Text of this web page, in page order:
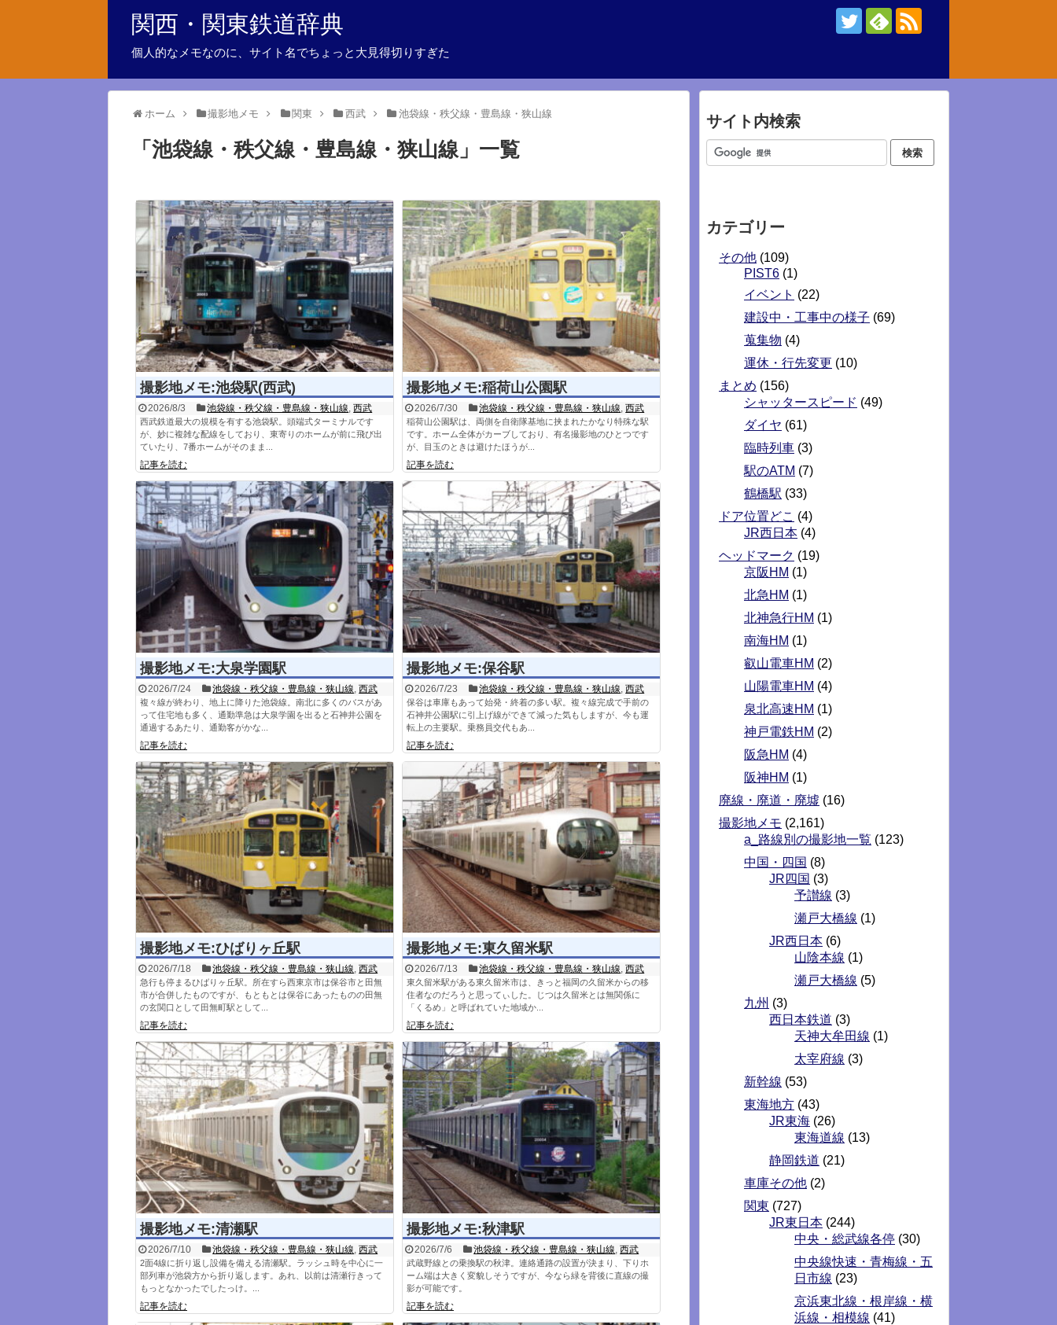
関西・関東鉄道辞典
個人的なメモなのに、サイト名でちょっと大見得切りすぎた
ホーム 撮影地メモ 関東 西武 池袋線・秩父線・豊島線・狭山線
「 池袋線・秩父線・豊島線・狭山線」 一覧
撮影地メモ:池袋駅(西武)
2026/8/3 池袋線・秩父線・豊島線・狭山線,西武
西武鉄道最大の規模を有する池袋駅。頭端式ターミナルです
が、妙に複雑な配線をしており、東寄りのホームが前に飛び出
ていたり、7番ホームがそのまま...
記事を読む
撮影地メモ:稲荷山公園駅
2026/7/30 池袋線・秩父線・豊島線・狭山線,西武
稲荷山公園駅は、両側を自衛隊基地に挟まれたかなり特殊な駅
です。ホーム全体がカーブしており、有名撮影地のひとつです
が、目玉のときは避けたほうが...
記事を読む
撮影地メモ:大泉学園駅
2026/7/24 池袋線・秩父線・豊島線・狭山線 ,西武
複々線が終わり、地上に降りた池袋線。南北に多くのバスがあ
って住宅地も多く、通勤準急は大泉学園を出ると石神井公園を
通過するあたり、通勤客がかな...
記事を読む
撮影地メモ:保谷駅
2026/7/23 池袋線・秩父線・豊島線・狭山線 ,西武
保谷は車庫もあって始発・終着の多い駅。複々線完成で手前の
石神井公園駅に引上げ線ができて減った気もしますが、今も運
転上の主要駅。乗務員交代もあ...
記事を読む
撮影地メモ:ひばりヶ丘駅
2026/7/18 池袋線・秩父線・豊島線・狭山線,西武
急行も停まるひばりヶ丘駅。所在すら西東京市は保谷市と田無
市が合併したものですが、もともとは保谷にあったものの田無
の玄関口として田無町駅として...
記事を読む
撮影地メモ:東久留米駅
2026/7/13 池袋線・秩父線・豊島線・狭山線,西武
東久留米駅がある東久留米市は、きっと福岡の久留米からの移
住者なのだろうと思ってぃした。じつは久留米とは無関係に
「くるめ」と呼ばれていた地域か...
記事を読む
撮影地メモ:清瀬駅
2026/7/10 池袋線・秩父線・豊島線・狭山線,西武
2面4線に折り返し設備を備える清瀬駅。ラッシュ時を中心に一
部列車が池袋方から折り返します。あれ、以前は清瀬行きって
もっとなかったでしたっけ。...
記事を読む
撮影地メモ:秋津駅
2026/7/6 池袋線・秩父線・豊島線・狭山線,西武
武蔵野線との乗換駅の秋津。連絡通路の設置が決まり、下りホ
ーム端は大きく変貌しそうですが、今なら緑を背後に直線の撮
影が可能です。
記事を読む
サイト内検索
カテゴリー
その他 (109)
PIST6 (1)
イベント (22)
建設中・工事中の様子 (69)
蒐集物 (4)
運休・行先変更 (10)
まとめ (156)
シャッタースピード (49)
ダイヤ (61)
臨時列車 (3)
駅のATM (7)
鶴橋駅 (33)
ドア位置どこ (4)
JR西日本 (4)
ヘッドマーク (19)
京阪HM (1)
北急HM (1)
北神急行HM (1)
南海HM (1)
叡山電車HM (2)
山陽電車HM (4)
泉北高速HM (1)
神戸電鉄HM (2)
阪急HM (4)
阪神HM (1)
廃線・廃道・廃墟 (16)
撮影地メモ (2,161)
a_路線別の撮影地一覧 (123)
中国・四国 (8)
JR四国 (3)
予讃線 (3)
瀬戸大橋線 (1)
JR西日本 (6)
山陰本線 (1)
瀬戸大橋線 (5)
九州 (3)
西日本鉄道 (3)
天神大牟田線 (1)
太宰府線 (3)
新幹線 (53)
東海地方 (43)
JR東海 (26)
東海道線 (13)
静岡鉄道 (21)
車庫その他 (2)
関東 (727)
JR東日本 (244)
中央・総武線各停 (30)
中央線快速・青梅線・五
日市線 (23)
京浜東北線・根岸線・横
浜線・相模線 (41)